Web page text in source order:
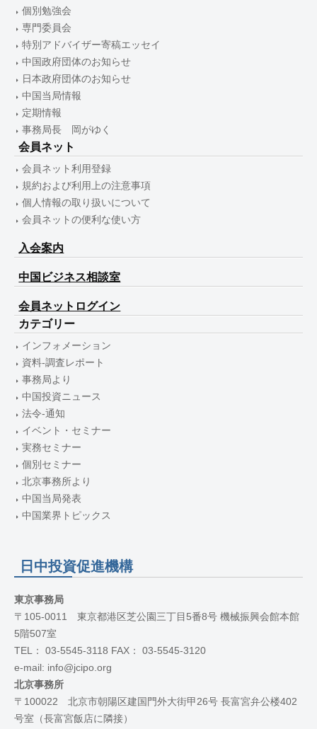
個別勉強会
専門委員会
特別アドバイザー寄稿エッセイ
中国政府団体のお知らせ
日本政府団体のお知らせ
中国当局情報
定期情報
事務局長 岡がゆく
会員ネット
会員ネット利用登録
規約および利用上の注意事項
個人情報の取り扱いについて
会員ネットの便利な使い方
入会案内
中国ビジネス相談室
会員ネットログイン
カテゴリー
インフォメーション
資料-調査レポート
事務局より
中国投資ニュース
法令-通知
イベント・セミナー
実務セミナー
個別セミナー
北京事務所より
中国当局発表
中国業界トピックス
日中投資促進機構
東京事務局
〒105-0011 東京都港区芝公園三丁目5番8号 機械振興会館本館
5階507室
TEL： 03-5545-3118 FAX： 03-5545-3120
e-mail: info@jcipo.org
北京事務所
〒100022 北京市朝陽区建国門外大街甲26号 長富宮弁公楼402
号室（長富宮飯店に隣接）